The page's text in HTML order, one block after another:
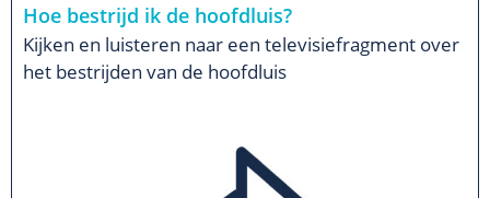
Hoe bestrijd ik de hoofdluis?
Kijken en luisteren naar een televisiefragment over
het bestrijden van de hoofdluis